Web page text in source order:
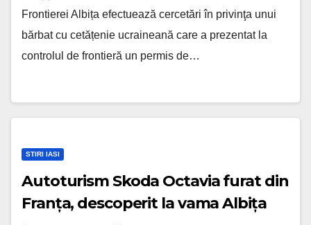
Frontierei Albița efectuează cercetări în privinţa unui
bărbat cu cetățenie ucraineană care a prezentat la
controlul de frontieră un permis de…
STIRI IASI
Autoturism Skoda Octavia furat din
Franța, descoperit la vama Albița